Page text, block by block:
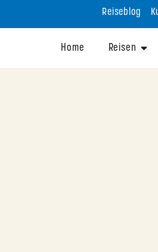
Reiseblog
Home Reisen